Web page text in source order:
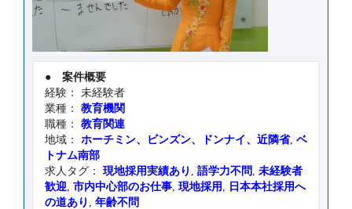
● 案件概要
経験： 未経験者
業種： 教育機関
職種： 教育関連
地域： ホーチミン、ビンズン、ドンナイ、近隣省, ベ
トナム南部
求人タグ： 現地採用実績あり , 語学力不問 , 未経験者
歓迎, 市内中心部のお仕事, 現地採用 , 日本本社採用へ
の道あり , 年齢不問